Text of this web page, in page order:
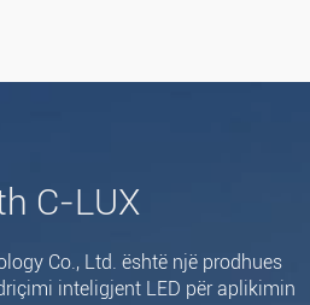
C-LUX
Co., Ltd. është një prodhues
inteligjent LED për aplikimin